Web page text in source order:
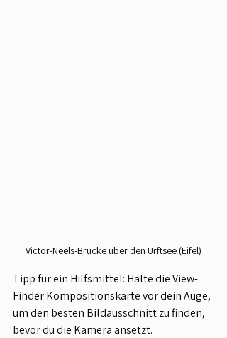
Victor-Neels-Brücke über den Urftsee (Eifel)
Tipp für ein Hilfsmittel: Halte die View-
Finder Kompositionskarte vor dein Auge,
um den besten Bildausschnitt zu finden,
bevor du die Kamera ansetzt.